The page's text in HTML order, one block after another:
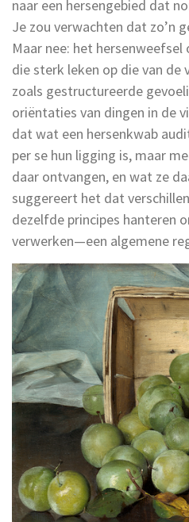
naar een hersengebied dat
Je zou verwachten dat zo’n
Maar nee: het
die sterk leken op die van de
zoals gestructureerde
oriëntaties van dingen in de
dat wat een hersenkwab
per se hun ligging is, maar
daar ontvangen, en wat ze
suggereert het dat
dezelfde principes hanteren
verwerken—een algemene